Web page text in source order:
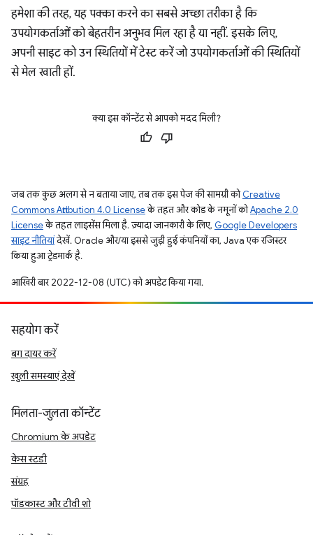
हमेशा की तरह, यह पक्का करने का सबसे अच्छा तरीका है कि
उपयोगकर्ताओं को बेहतरीन अनुभव मिल रहा है या नहीं. इसके लिए,
अपनी साइट को उन स्थितियों में टेस्ट करें जो उपयोगकर्ताओं की स्थितियों
से मेल खाती हों.
क्या इस कॉन्टेंट से आपको मदद मिली?
जब तक कुछ अलग से न बताया जाए, तब तक इस पेज की सामग्री कोCreative
Commons Attribution 4.0 Licenseके तहत और कोड के नमूनों कोApache 2.0
Licenseके तहत लाइसेंस मिला है. ज़्यादा जानकारी के लिए, Google Developers
साइट नीतियांदेखें. Oracle और/या इससे जुड़ी हुई कंपनियों का, Java एक रजिस्टर
किया हुआ ट्रेडमार्क है.
आखिरी बार 2022-12-08 (UTC) को अपडेट किया गया.
सहयोग करें
बग दायर करें
खुली समस्याएं देखें
मिलता-जुलता कॉन्टेंट
Chromium के अपडेट
केस स्टडी
संग्रह
पॉडकास्ट और टीवी शो